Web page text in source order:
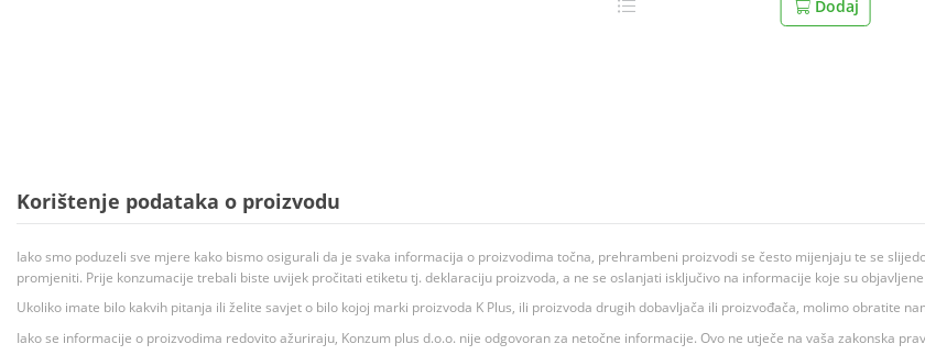
Dodaj
Korištenje podataka o proizvodu
Iako smo poduzeli sve mjere kako bismo osigurali da je svaka informacija o proizvodima točna, prehrambeni proizvodi se često mijenjaju te se
promjeniti. Prije konzumacije trebali biste uvijek pročitati etiketu tj. deklaraciju proizvoda, a ne se oslanjati isključivo na informacije koje su
Ukoliko imate bilo kakvih pitanja ili želite savjet o bilo kojoj marki proizvoda K Plus, ili proizvoda drugih dobavljača ili proizvođača, molimo obratite
Iako se informacije o proizvodima redovito ažuriraju, Konzum plus d.o.o. nije odgovoran za netočne informacije. Ovo ne utječe na vaša zakonska